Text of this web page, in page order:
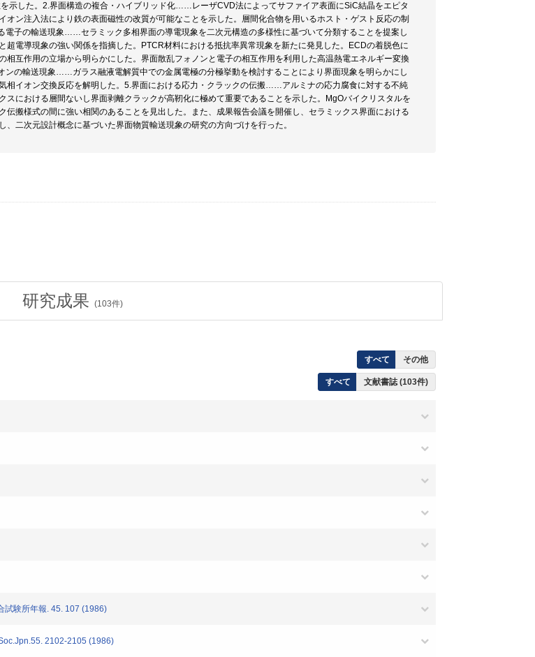
示した。2.界面構造の複合・ハイブリッド化……レーザCVD法によってサファイア表面にSiC結晶をエピタ
オン注入法により鉄の表面磁性の改質が可能なことを示した。層間化合物を用いるホスト・ゲスト反応の制
電子の輸送現象……セラミック多相界面の導電現象を二次元構造の多様性に基づいて分類することを提案し
超電導現象の強い関係を指摘した。PTCR材料における抵抗率異常現象を新たに発見した。ECDの着脱色に
相互作用の立場から明らかにした。界面散乱フォノンと電子の相互作用を利用した高温熱電エネルギー変換
ンの輸送現象……ガラス融液電解質中での金属電極の分極挙動を検討することにより界面現象を明らかにし
相イオン交換反応を解明した。5.界面における応力・クラックの伝搬……アルミナの応力腐食に対する不純
スにおける層間ないし界面剥離クラックが高靭化に極めて重要であることを示した。MgOバイクリスタルを
伝搬様式の間に強い相関のあることを見出した。また、成果報告会議を開催し、セラミックス界面における
、二次元設計概念に基づいた界面物質輸送現象の研究の方向づけを行った。
研究成果 (103件)
すべて その他
すべて 文献書誌 (103件)
試験所年報. 45. 107 (1986)
2102-2105 (1986)